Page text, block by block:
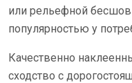
или рельефной
популярностью у
Качественно
сходство с